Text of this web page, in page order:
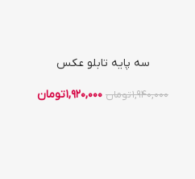
سه پایه تابلو عکس
1,940,000تومان 1,920,000تومان